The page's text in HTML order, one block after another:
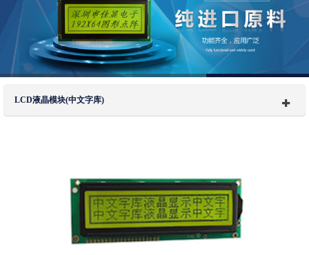
LCD液晶模块(中文字库)